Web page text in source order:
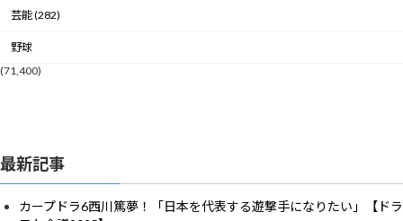
芸能 (282)
野球
(71,400)
最新記事
カープドラ6西川篤夢！「日本を代表する遊撃手になりたい」【ドラ